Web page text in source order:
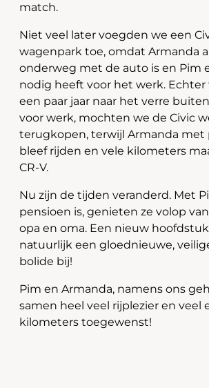
match.
Niet veel later voegden we een
wagenpark toe, omdat Armanda
onderweg met de auto is en Pim
nodig heeft voor het werk. Echter
een paar jaar naar het verre
voor werk, mochten we de Civic
terugkopen, terwijl Armanda met
bleef rijden en vele kilometers
CR-V.
Nu zijn de tijden veranderd. Met
pensioen is, genieten ze volop
opa en oma. Een nieuw
natuurlijk een gloednieuwe,
bolide bij!
Pim en Armanda, namens ons
samen heel veel rijplezier en veel
kilometers toegewenst!